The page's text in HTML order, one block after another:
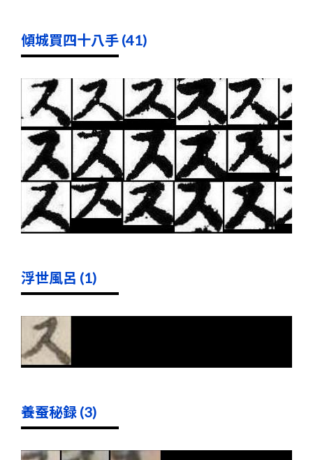
傾城買四十八手 (41)
浮世風呂 (1)
養蚕秘録 (3)